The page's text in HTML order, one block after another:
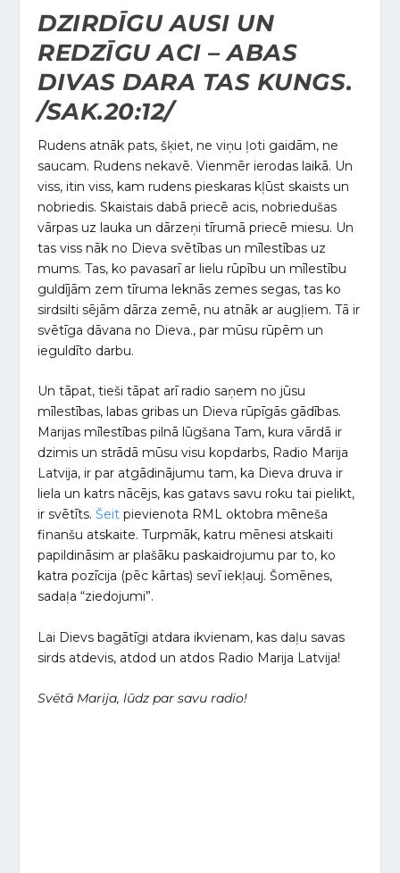
DZIRDĪGU AUSI UN
REDZĪGU ACI – ABAS
DIVAS DARA TAS KUNGS.
/SAK.20:12/
Rudens atnāk pats, šķiet, ne viņu ļoti gaidām, ne
saucam. Rudens nekavē. Vienmēr ierodas laikā. Un
viss, itin viss, kam rudens pieskaras kļūst skaists un
nobriedis. Skaistais dabā priecē acis, nobriedušas
vārpas uz lauka un dārzeņi tīrumā priecē miesu. Un
tas viss nāk no Dieva svētības un mīlestības uz
mums. Tas, ko pavasarī ar lielu rūpību un mīlestību
guldījām zem tīruma leknās zemes segas, tas ko
sirdsilti sējām dārza zemē, nu atnāk ar augļiem. Tā ir
svētīga dāvana no Dieva., par mūsu rūpēm un
ieguldīto darbu.
Un tāpat, tieši tāpat arī radio saņem no jūsu
mīlestības, labas gribas un Dieva rūpīgās gādības.
Marijas mīlestības pilnā lūgšana Tam, kura vārdā ir
dzimis un strādā mūsu visu kopdarbs, Radio Marija
Latvija, ir par atgādinājumu tam, ka Dieva druva ir
liela un katrs nācējs, kas gatavs savu roku tai pielikt,
ir svētīts.Šeit pievienota RML oktobra mēneša
finanšu atskaite. Turpmāk, katru mēnesi atskaiti
papildināsim ar plašāku paskaidrojumu par to, ko
katra pozīcija (pēc kārtas) sevī iekļauj. Šomēnes,
sadaļa “ziedojumi”.
Lai Dievs bagātīgi atdara ikvienam, kas daļu savas
sirds atdevis, atdod un atdos Radio Marija Latvija!
Svētā Marija, lūdz par savu radio!